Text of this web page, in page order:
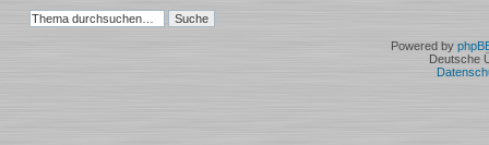
Powered by
Deutsche